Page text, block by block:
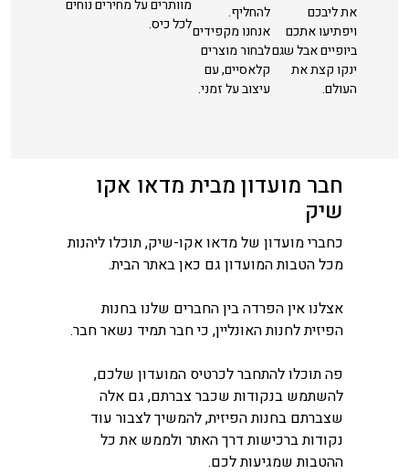
את ליבכם
ויפתיעו אתכם
ביופיים אבל שגם
ינקו קצת את
העולם.
להחליף.
אנחנו מקפידים
לבחור מוצרים
קלאסיים, עם
עיצוב על זמני.
מוותרים על מחירים נוחים
לכל כיס.
חבר מועדון מבית מדאו אקו
שיק
כחברי מועדון של מדאו אקו-שיק, תוכלו ליהנות
מכל הטבות המועדון גם כאן באתר הבית.
אצלנו אין הפרדה בין החברים שלנו בחנות
הפיזית לחנות האונליין, כי חבר תמיד נשאר חבר.
פה תוכלו להתחבר לכרטיס המועדון שלכם,
להשתמש בנקודות שכבר צברתם, גם אלה
שצברתם בחנות הפיזית, להמשיך לצבור עוד
נקודות ברכישות דרך האתר ולממש את כל
ההטבות שמגיעות לכם.